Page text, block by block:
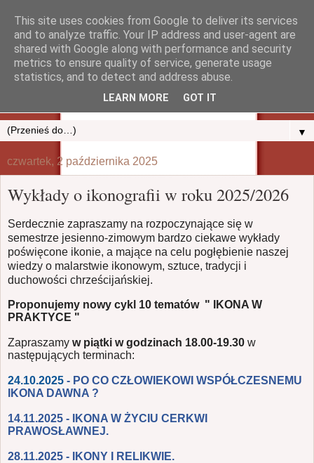
▼
czwartek, 2 października 2025
Wykłady o ikonografii w roku 2025/2026
Serdecznie zapraszamy na rozpoczynające się w
semestrze jesienno-zimowym bardzo ciekawe wykłady
poświęcone ikonie, a mające na celu pogłębienie naszej
wiedzy o malarstwie ikonowym, sztuce, tradycji i
duchowości chrześcijańskiej.
Proponujemy nowy cykl 10 tematów " IKONA W
PRAKTYCE "
Zapraszamy w piątki w godzinach 18.00-19.30 w
następujących terminach:
24.10.2025 - PO CO CZŁOWIEKOWI WSPÓŁCZESNEMU
IKONA DAWNA ?
14.11.2025 -
IKONA W ŻYCIU CERKWI
PRAWOSŁAWNEJ.
28.11.2025 - IKONY I RELIKWIE.
This site uses cookies from Google to deliver its services
and to analyze traffic. Your IP address and user-agent are
shared with Google along with performance and security
metrics to ensure quality of service, generate usage
statistics, and to detect and address abuse.
LEARN MORE GOT IT